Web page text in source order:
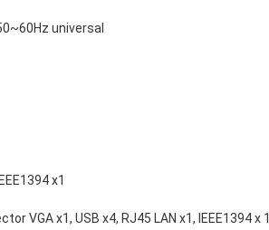
universal
x1
VGA x1, USB x4, RJ45 LAN x1, IEEE1394 x 1